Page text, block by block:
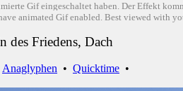
Gif eingeschaltet haben. Der Effekt
animated Gif enabled. Best viewed with
des Friedens, Dach
Anaglyphen • Quicktime •